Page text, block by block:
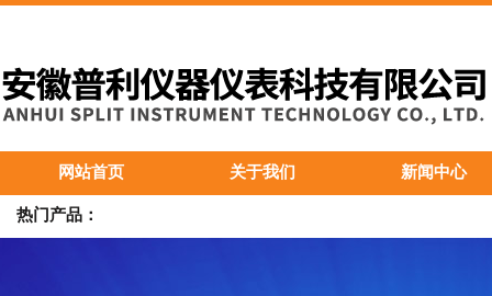
网站首页 关于我们 新闻中心
热门产品：